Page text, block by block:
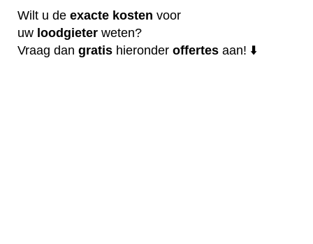
Wilt u de exacte kosten voor
uw loodgieter weten?
Vraag dan gratis hieronder offertes aan! ⬇️